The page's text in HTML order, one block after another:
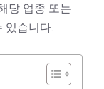
당 업종 또는
있습니다.